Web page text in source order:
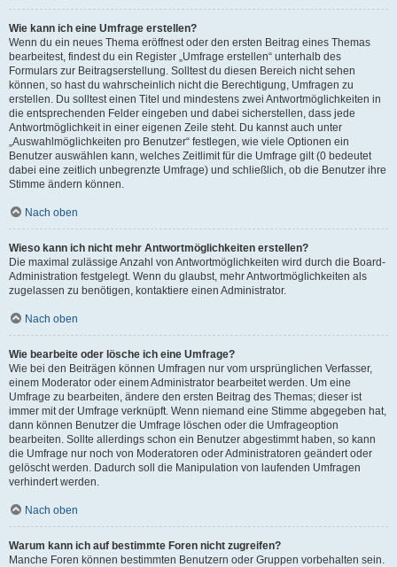
Wie kann ich eine Umfrage erstellen?
Wenn du ein neues Thema eröffnest oder den ersten Beitrag eines Themas
bearbeitest, findest du ein Register „Umfrage erstellen“ unterhalb des
Formulars zur Beitragserstellung. Solltest du diesen Bereich nicht sehen
können, so hast du wahrscheinlich nicht die Berechtigung, Umfragen zu
erstellen. Du solltest einen Titel und mindestens zwei Antwortmöglichkeiten in
die entsprechenden Felder eingeben und dabei sicherstellen, dass jede
Antwortmöglichkeit in einer eigenen Zeile steht. Du kannst auch unter
„Auswahlmöglichkeiten pro Benutzer“ festlegen, wie viele Optionen ein
Benutzer auswählen kann, welches Zeitlimit für die Umfrage gilt (0 bedeutet
dabei eine zeitlich unbegrenzte Umfrage) und schließlich, ob die Benutzer ihre
Stimme ändern können.
Nach oben
Wieso kann ich nicht mehr Antwortmöglichkeiten erstellen?
Die maximal zulässige Anzahl von Antwortmöglichkeiten wird durch die Board-
Administration festgelegt. Wenn du glaubst, mehr Antwortmöglichkeiten als
zugelassen zu benötigen, kontaktiere einen Administrator.
Nach oben
Wie bearbeite oder lösche ich eine Umfrage?
Wie bei den Beiträgen können Umfragen nur vom ursprünglichen Verfasser,
einem Moderator oder einem Administrator bearbeitet werden. Um eine
Umfrage zu bearbeiten, ändere den ersten Beitrag des Themas; dieser ist
immer mit der Umfrage verknüpft. Wenn niemand eine Stimme abgegeben hat,
dann können Benutzer die Umfrage löschen oder die Umfrageoption
bearbeiten. Sollte allerdings schon ein Benutzer abgestimmt haben, so kann
die Umfrage nur noch von Moderatoren oder Administratoren geändert oder
gelöscht werden. Dadurch soll die Manipulation von laufenden Umfragen
verhindert werden.
Nach oben
Warum kann ich auf bestimmte Foren nicht zugreifen?
Manche Foren können bestimmten Benutzern oder Gruppen vorbehalten sein.